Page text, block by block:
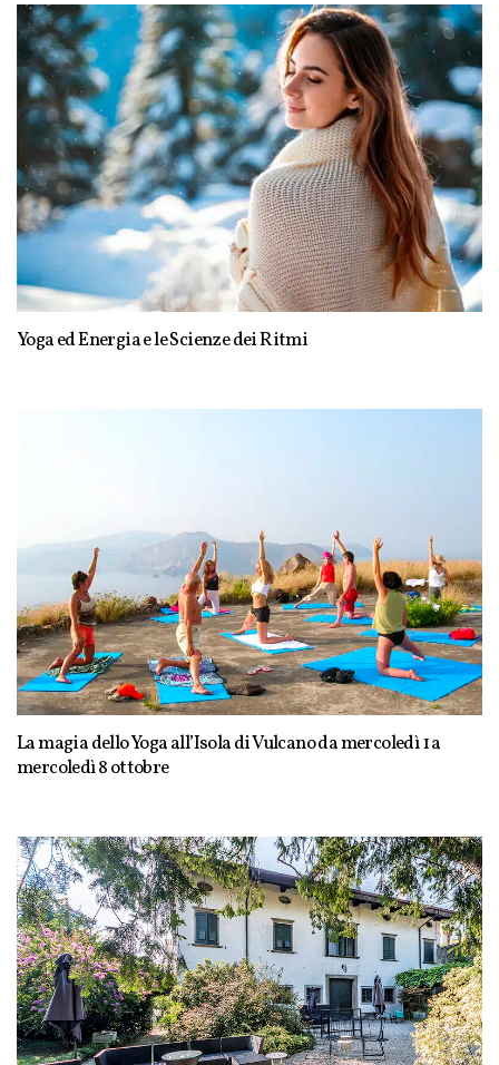
Yoga ed Energia e le Scienze dei Ritmi
La magia dello Yoga all’Isola di Vulcano da mercoledì 1 a
mercoledì 8 ottobre